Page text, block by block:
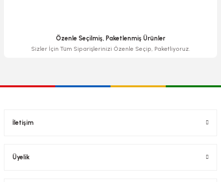
Özenle Seçilmiş, Paketlenmiş Ürünler
Sizler İçin Tüm Siparişlerinizi Özenle Seçip, Paketliyoruz.
İletişim
Üyelik